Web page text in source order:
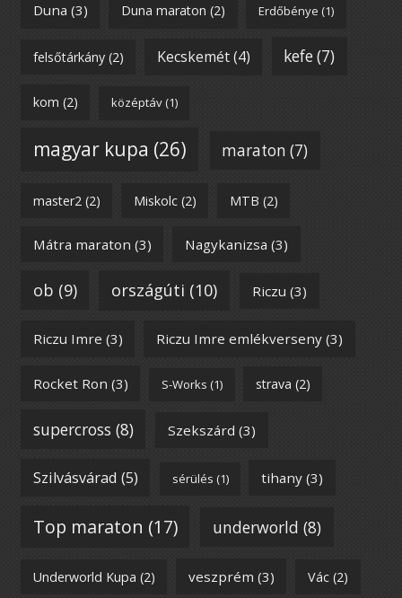
Duna (3) Duna maraton (2) Erdőbénye (1)
felsőtárkány(2) Kecskemét(4) kefe(7)
kom (2) középtáv(1)
magyar kupa (26) maraton (7)
master2(2) Miskolc(2) MTB (2)
Mátra maraton (3) Nagykanizsa (3)
ob (9) országúti (10) Riczu (3)
Riczu Imre (3) Riczu Imre emlékverseny(3)
Rocket Ron (3) S-Works (1) strava (2)
supercross (8) Szekszárd (3)
Szilvásvárad (5) sérülés (1) tihany (3)
Top maraton (17) underworld (8)
Underworld Kupa (2) veszprém (3) Vác (2)